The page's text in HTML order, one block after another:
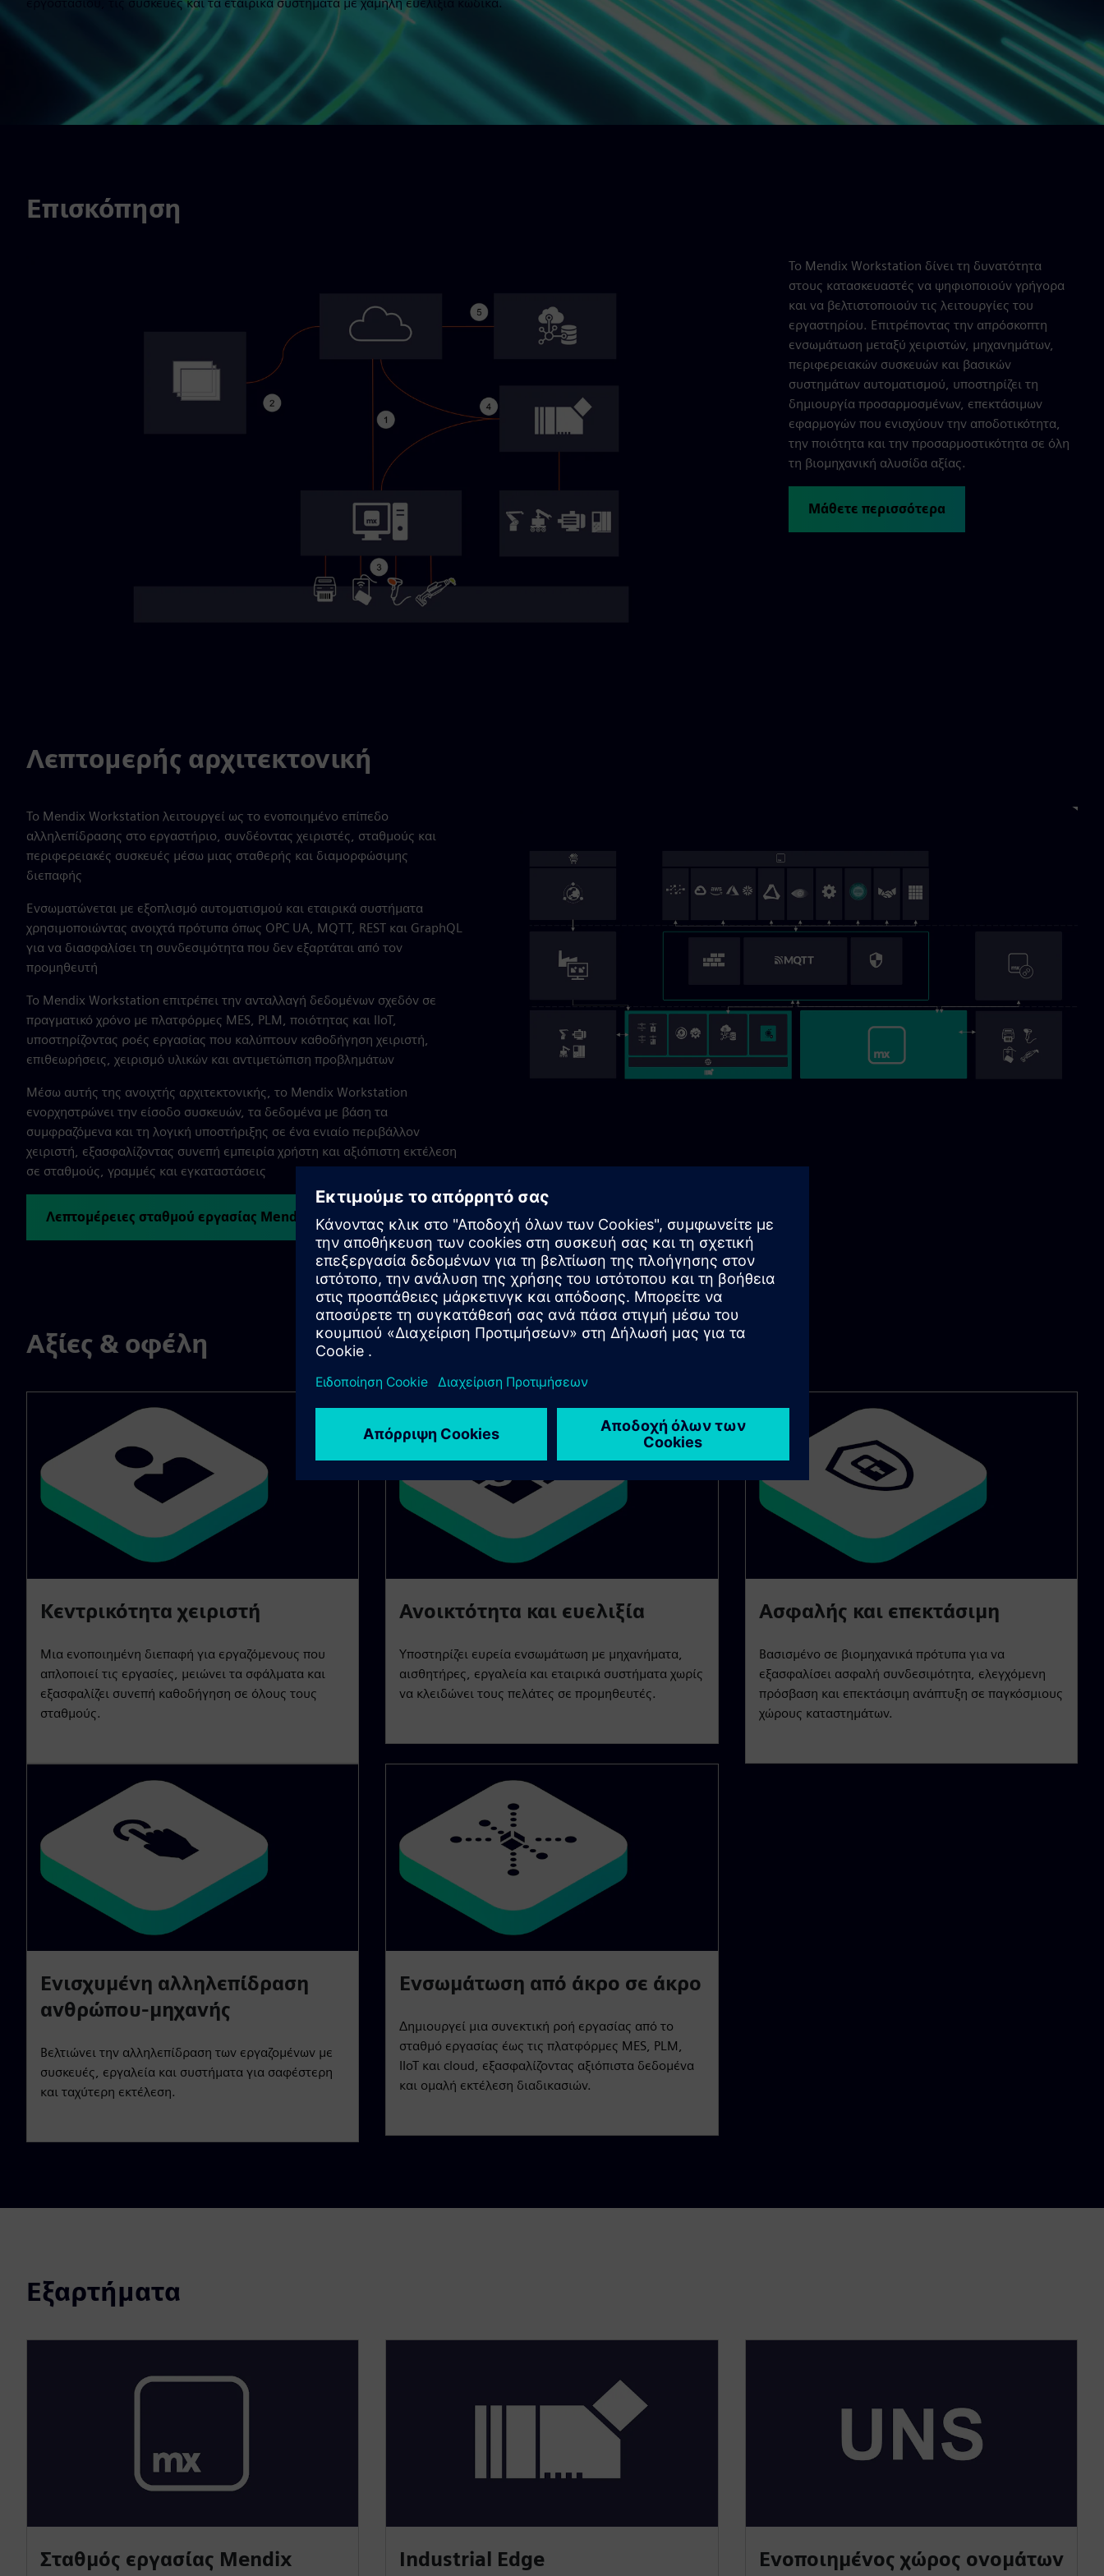
Επισκόπηση
Το Mendix Workstation δίνει τη δυνατότητα
στους κατασκευαστές να ψηφιοποιούν γρήγορα
και να βελτιστοποιούν τις λειτουργίες του
εργαστηρίου. Επιτρέποντας την απρόσκοπτη
ενσωμάτωση μεταξύ χειριστών, μηχανημάτων,
περιφερειακών συσκευών και βασικών
συστημάτων αυτοματισμού, υποστηρίζει τη
δημιουργία προσαρμοσμένων, επεκτάσιμων
εφαρμογών που ενισχύουν την αποδοτικότητα,
την ποιότητα και την προσαρμοστικότητα σε όλη
τη βιομηχανική αλυσίδα αξίας.
Μάθετε περισσότερα
Λεπτομερής αρχιτεκτονική
Το Mendix Workstation λειτουργεί ως το ενοποιημένο επίπεδο
αλληλεπίδρασης στο εργαστήριο, συνδέοντας χειριστές, σταθμούς και
περιφερειακές συσκευές μέσω μιας σταθερής και διαμορφώσιμης
διεπαφής
Ενσωματώνεται με εξοπλισμό αυτοματισμού και εταιρικά συστήματα
χρησιμοποιώντας ανοιχτά πρότυπα όπως OPC UA, MQTT, REST και GraphQL
για να διασφαλίσει τη συνδεσιμότητα που δεν εξαρτάται από τον
προμηθευτή
Το Mendix Workstation επιτρέπει την ανταλλαγή δεδομένων σχεδόν σε
πραγματικό χρόνο με πλατφόρμες MES, PLM, ποιότητας και IIoT,
υποστηρίζοντας ροές εργασίας που καλύπτουν καθοδήγηση χειριστή,
επιθεωρήσεις, χειρισμό υλικών και αντιμετώπιση προβλημάτων
Μέσω αυτής της ανοιχτής αρχιτεκτονικής, το Mendix Workstation
ενορχηστρώνει την είσοδο συσκευών, τα δεδομένα με βάση τα
συμφραζόμενα και τη λογική υποστήριξης σε ένα ενιαίο περιβάλλον
χειριστή, εξασφαλίζοντας συνεπή εμπειρία χρήστη και αξιόπιστη εκτέλεση
σε σταθμούς, γραμμές και εγκαταστάσεις
Λεπτομέρειες σταθμού εργασίας Mendix Hub αρχιτεκτονικής
Αξίες & οφέλη
Κεντρικότητα χειριστή
Μια ενοποιημένη διεπαφή για εργαζόμενους που
απλοποιεί τις εργασίες, μειώνει τα σφάλματα και
εξασφαλίζει συνεπή καθοδήγηση σε όλους τους
σταθμούς.
Ανοικτότητα και ευελιξία
Υποστηρίζει ευρεία ενσωμάτωση με μηχανήματα,
αισθητήρες, εργαλεία και εταιρικά συστήματα χωρίς
να κλειδώνει τους πελάτες σε προμηθευτές.
Ασφαλής και επεκτάσιμη
Βασισμένο σε βιομηχανικά πρότυπα για να
εξασφαλίσει ασφαλή συνδεσιμότητα, ελεγχόμενη
πρόσβαση και επεκτάσιμη ανάπτυξη σε παγκόσμιους
χώρους καταστημάτων.
Ενισχυμένη αλληλεπίδραση
ανθρώπου-μηχανής
Βελτιώνει την αλληλεπίδραση των εργαζομένων με
συσκευές, εργαλεία και συστήματα για σαφέστερη
και ταχύτερη εκτέλεση.
Ενσωμάτωση από άκρο σε άκρο
Δημιουργεί μια συνεκτική ροή εργασίας από το
σταθμό εργασίας έως τις πλατφόρμες MES, PLM,
IIoT και cloud, εξασφαλίζοντας αξιόπιστα δεδομένα
και ομαλή εκτέλεση διαδικασιών.
Εξαρτήματα
Σταθμός εργασίας Mendix Industrial Edge
Ενοποιημένος χώρος ονομάτων